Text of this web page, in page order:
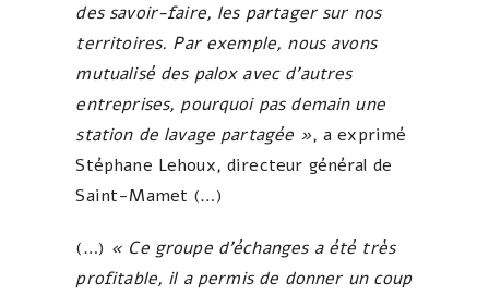
des savoir-faire, les partager sur nos
territoires. Par exemple, nous avons
mutualisé des palox avec d’autres
entreprises, pourquoi pas demain une
station de lavage partagée », a exprimé
Stéphane Lehoux, directeur général de
Saint-Mamet (…)
(…) « Ce groupe d’échanges a été très
profitable, il a permis de donner un coup